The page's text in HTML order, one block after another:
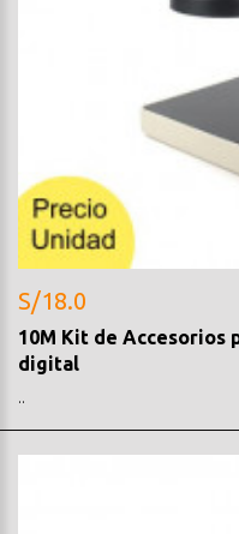
S/18.0
10M Kit de Accesorios
digital
..